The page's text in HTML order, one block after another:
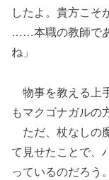
したよ。貴方こそ
……本職の教師で
ね」
物事を教える上
もマクゴナガルの
ただ、杖なしの
て見せたことで、
っているのだろう。